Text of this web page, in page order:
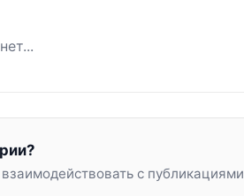
с публикациями